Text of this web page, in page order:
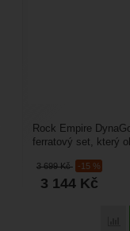
3 699Kč -15 %
3 144 Kč
Rock Empire
ferratový set, který